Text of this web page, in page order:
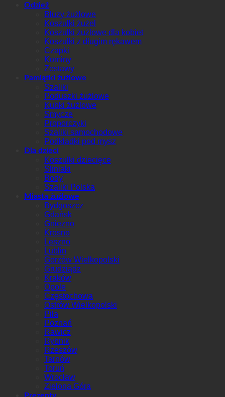
Odzież
Bluzy żużlowe
Koszulki żużel
Koszulki żużlowe dla kobiet
Koszulki z długim rękawem
Czapki
Kominy
Zestawy
Pamiątki żużlowe
Szaliki
Poduszki żużlowe
Kubki żużlowe
Smycze
Proporczyki
Szaliki samochodowe
Podkładki pod mysz
Dla dzieci
Koszulki dziecięce
Śliniaki
Body
Szaliki Polska
Miasta żużlowe
Bydgoszcz
Gdańsk
Gniezno
Krosno
Leszno
Lublin
Gorzów Wielkopolski
Grudziądz
Kraków
Opole
Częstochowa
Ostrów Wielkopolski
Piła
Poznań
Rawicz
Rybnik
Rzeszów
Tarnów
Toruń
Wrocław
Zielona Góra